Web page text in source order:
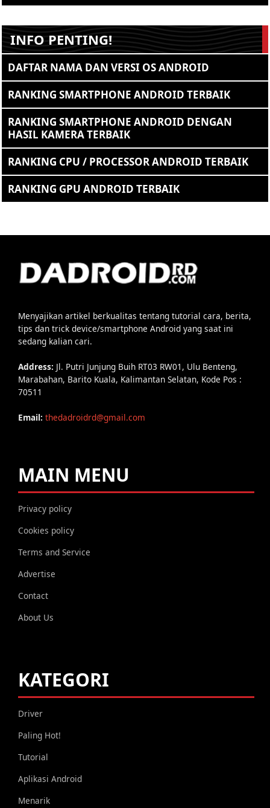
INFO PENTING!
DAFTAR NAMA DAN VERSI OS ANDROID
RANKING SMARTPHONE ANDROID TERBAIK
RANKING SMARTPHONE ANDROID DENGAN
HASIL KAMERA TERBAIK
RANKING CPU / PROCESSOR ANDROID TERBAIK
RANKING GPU ANDROID TERBAIK
Menyajikan artikel berkualitas tentang tutorial cara, berita,
tips dan trick device/smartphone Android yang saat ini
sedang kalian cari.
Address: Jl. Putri Junjung Buih RT03 RW01, Ulu Benteng,
Marabahan, Barito Kuala, Kalimantan Selatan, Kode Pos :
70511
Email: thedadroidrd@gmail.com
MAIN MENU
Privacy policy
Cookies policy
Terms and Service
Advertise
Contact
About Us
KATEGORI
Driver
Paling Hot!
Tutorial
Aplikasi Android
Menarik